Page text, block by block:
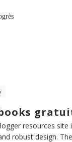
resources
robust design.